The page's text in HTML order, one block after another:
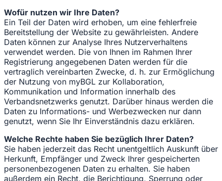
Wofür nutzen wir Ihre Daten?
Ein Teil der Daten wird erhoben, um eine fehlerfreie
Bereitstellung der Website zu gewährleisten. Andere
Daten können zur Analyse Ihres Nutzerverhaltens
verwendet werden. Die von Ihnen im Rahmen Ihrer
Registrierung angegebenen Daten werden für die
vertraglich vereinbarten Zwecke, d. h. zur Ermöglichung
der Nutzung von myBGL zur Kollaboration,
Kommunikation und Information innerhalb des
Verbandsnetzwerks genutzt. Darüber hinaus werden die
Daten zu Informations- und Werbezwecken nur dann
genutzt, wenn Sie Ihr Einverständnis dazu erklären.
Welche Rechte haben Sie bezüglich Ihrer Daten?
Sie haben jederzeit das Recht unentgeltlich Auskunft über
Herkunft, Empfänger und Zweck Ihrer gespeicherten
personenbezogenen Daten zu erhalten. Sie haben
außerdem ein Recht, die Berichtigung, Sperrung oder